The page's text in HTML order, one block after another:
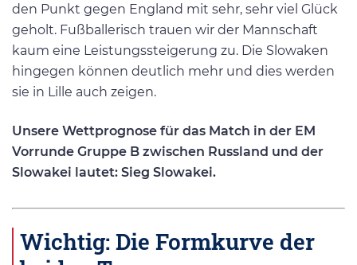
den Punkt gegen England mit sehr, sehr viel Glück
geholt. Fußballerisch trauen wir der Mannschaft
kaum eine Leistungssteigerung zu. Die Slowaken
hingegen können deutlich mehr und dies werden
sie in Lille auch zeigen.
Unsere Wettprognose für das Match in der EM
Vorrunde Gruppe B zwischen Russland und der
Slowakei lautet: Sieg Slowakei.
Wichtig: Die Formkurve der